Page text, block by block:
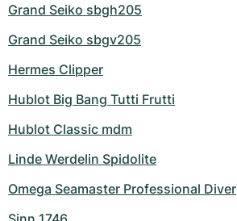
Grand Seiko sbgh205
Grand Seiko sbgv205
Hermes Clipper
Hublot Big Bang Tutti Frutti
Hublot Classic mdm
Linde Werdelin Spidolite
Omega Seamaster Professional Diver